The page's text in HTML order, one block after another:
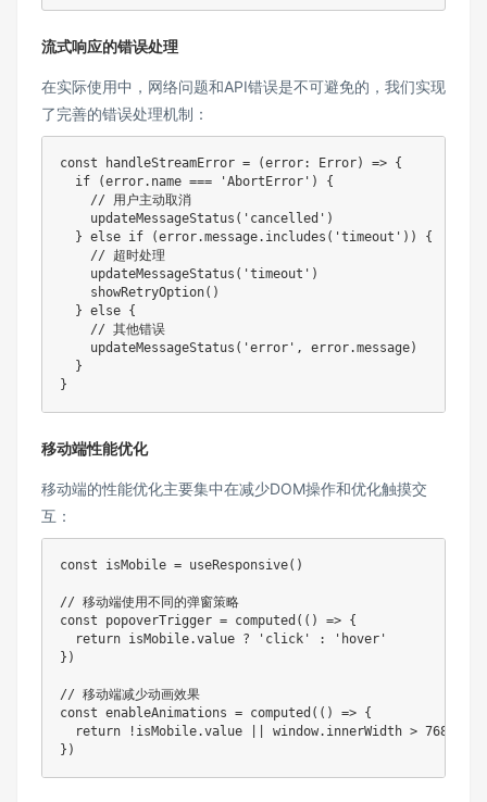
流式响应的错误处理
在实际使用中，网络问题和API错误是不可避免的，我们实现
了完善的错误处理机制：
const handleStreamError = (error: Error) => {
if
(error. name === 'AbortError' )
{
// 用户主动取消
updateMessageStatus ( 'cancelled' )
} else if (error.message. includes ( 'timeout' ) )
{
// 超时处理
updateMessageStatus ( 'timeout' )
showRetryOption( )
} else {
// 其他错误
updateMessageStatus ( 'error' , error.message)
}
}
移动端性能优化
移动端的性能优化主要集中在减少DOM操作和优化触摸交
互：
const isMobile = useResponsive( )
// 移动端使用不同的弹窗策略
const popoverTrigger = computed ( ( ) => {
return isMobile.value ? 'click' :
'hover'
} )
// 移动端减少动画效果
const enableAnimations = computed ( ( ) => {
return
! isMobile.value window. innerWidth > 768
} )